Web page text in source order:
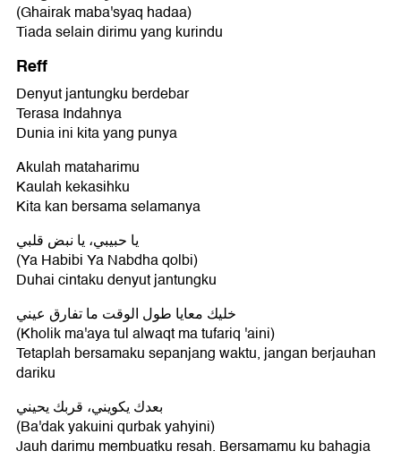
(Ghairak maba'syaq hadaa)
Tiada selain dirimu yang kurindu
Reff
Denyut jantungku berdebar
Terasa Indahnya
Dunia ini kita yang punya
Akulah mataharimu
Kaulah kekasihku
Kita kan bersama selamanya
يا حبيبي، يا نبض قلبي
(Ya Habibi Ya Nabdha qolbi)
Duhai cintaku denyut jantungku
خليك معايا طول الوقت ما تفارق عيني
(Kholik ma'aya tul alwaqt ma tufariq 'aini)
Tetaplah bersamaku sepanjang waktu, jangan berjauhan
dariku
بعدك يكويني، قربك يحيني
(Ba'dak yakuini qurbak yahyini)
Jauh darimu membuatku resah. Bersamamu ku bahagia